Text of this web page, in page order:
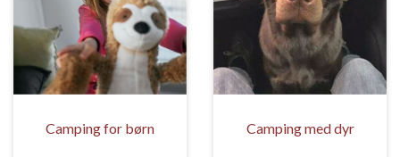
Camping for børn Camping med dyr